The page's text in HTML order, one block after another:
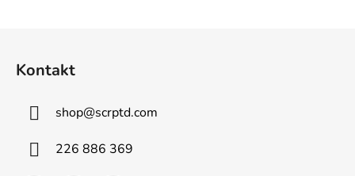
Kontakt
shop@scrptd.com
226 886 369